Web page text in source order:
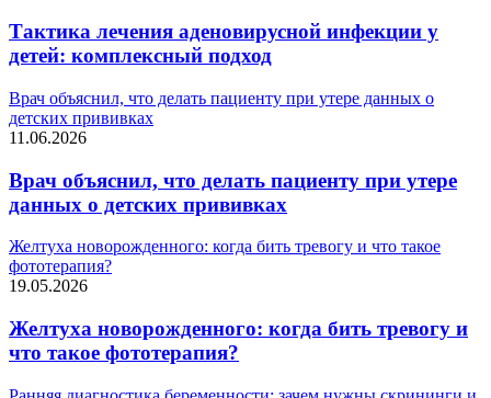
Тактика лечения аденовирусной инфекции у
детей: комплексный подход
Врач объяснил, что делать пациенту при утере данных о
детских прививках
11.06.2026
Врач объяснил, что делать пациенту при утере
данных о детских прививках
Желтуха новорожденного: когда бить тревогу и что такое
фототерапия?
19.05.2026
Желтуха новорожденного: когда бить тревогу и
что такое фототерапия?